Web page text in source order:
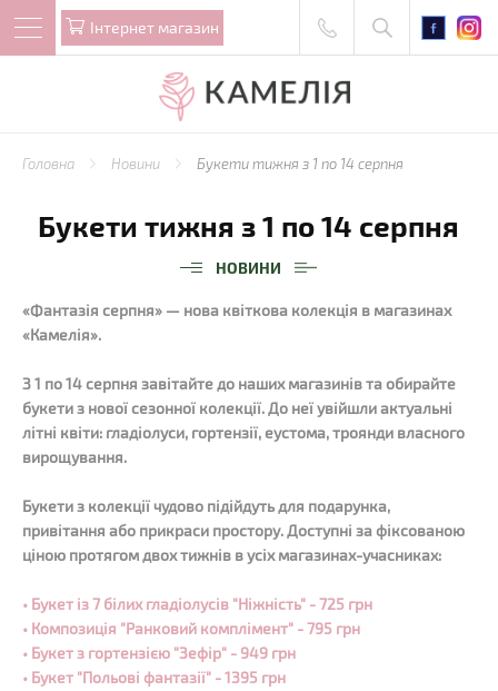
Iнтернет магазин
Головна Новини Букети тижня з 1 по 14 серпня
Букети тижня з 1 по 14 серпня
НОВИНИ
«Фантазія серпня» — нова квіткова колекція в магазинах
«Камелія».
З 1 по 14 серпня завітайте до наших магазинів та обирайте
букети з нової сезонної колекції. До неї увійшли актуальні
літні квіти: гладіолуси, гортензії, еустома, троянди власного
вирощування.
Букети з колекції чудово підійдуть для подарунка,
привітання або прикраси простору. Доступні за фіксованою
ціною протягом двох тижнів в усіх магазинах-учасниках:
• Букет із 7 білих гладіолусів "Ніжність" - 725 грн
• Композиція "Ранковий комплімент" - 795 грн
• Букет з гортензією "Зефір" - 949 грн
• Букет "Польові фантазії" - 1395 грн